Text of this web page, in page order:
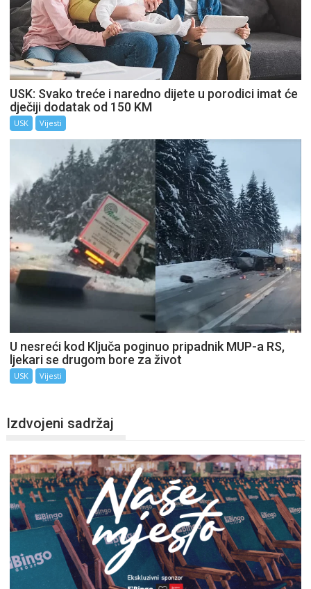
USK: Svako treće i naredno dijete u porodici imat će
dječiji dodatak od 150 KM
USK Vijesti
U nesreći kod Ključa poginuo pripadnik MUP-a RS,
ljekari se drugom bore za život
USK Vijesti
Izdvojeni sadržaj